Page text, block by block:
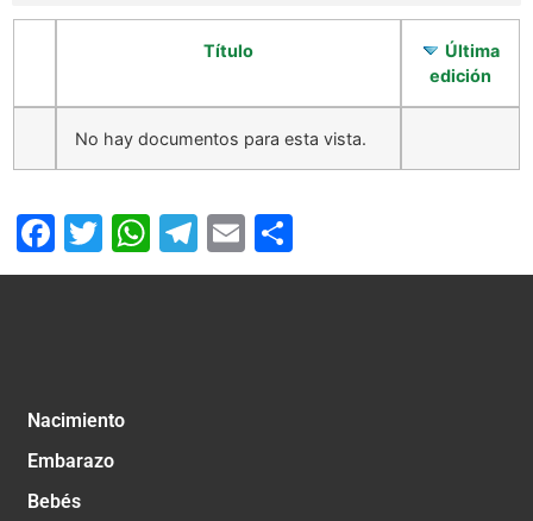
Título
Última
edición
No hay documentos para esta vista.
Facebook
Twitter
WhatsApp
Telegram
Email
Nacimiento
Embarazo
Bebés